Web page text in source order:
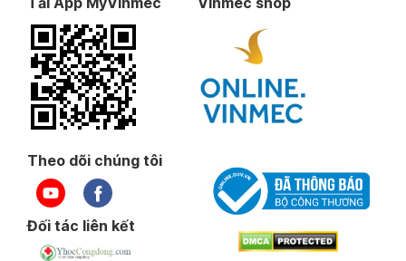
Theo dõi chúng tôi
Đối tác liên kết